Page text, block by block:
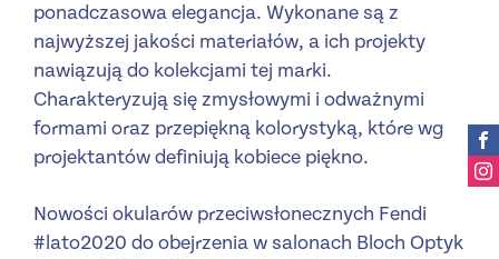
ponadczasowa elegancja. Wykonane są z
najwyższej jakości materiałów, a ich projekty
nawiązują do kolekcjami tej marki.
Charakteryzują się zmysłowymi i odważnymi
formami oraz przepiękną kolorystyką, które wg
projektantów definiują kobiece piękno.
Nowości okularów przeciwsłonecznych Fendi
#lato2020 do obejrzenia w salonach Bloch Optyk